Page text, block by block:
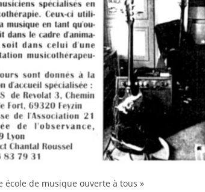
de musique ouverte à tous »